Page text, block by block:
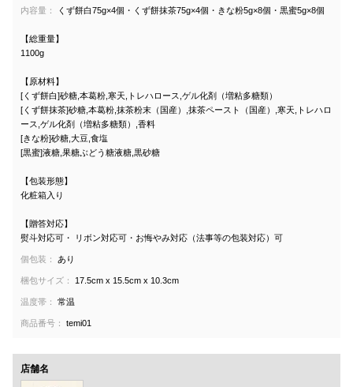
内容量： くず餅白75g×4個・くず餅抹茶75g×4個・きな粉5g×8個・黒蜜5g×8個
【総重量】
1100g
【原材料】
[くず餅白]砂糖,本葛粉,寒天,トレハロース,ゲル化剤（増粘多糖類）
[くず餅抹茶]砂糖,本葛粉,抹茶粉末（国産）,抹茶ペースト（国産）,寒天,トレハロ
ース,ゲル化剤（増粘多糖類）,香料
[きな粉]砂糖,大豆,食塩
[黒蜜]液糖,果糖ぶどう糖液糖,黒砂糖
【包装形態】
化粧箱入り
【贈答対応】
熨斗対応可・ リボン対応可・お悔やみ対応（法事等の包装対応）可
個包装： あり
梱包サイズ： 17.5cm x 15.5cm x 10.3cm
温度帯： 常温
商品番号： temi01
店舗名